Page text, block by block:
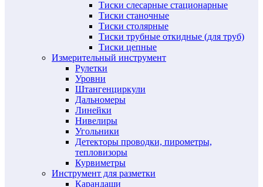
Тиски слесарные стационарные
Тиски станочные
Тиски столярные
Тиски трубные откидные (для труб)
Тиски цепные
Измерительный инструмент
Рулетки
Уровни
Штангенциркули
Дальномеры
Линейки
Нивелиры
Угольники
Детекторы проводки, пирометры,
тепловизоры
Курвиметры
Инструмент для разметки
Карандаши